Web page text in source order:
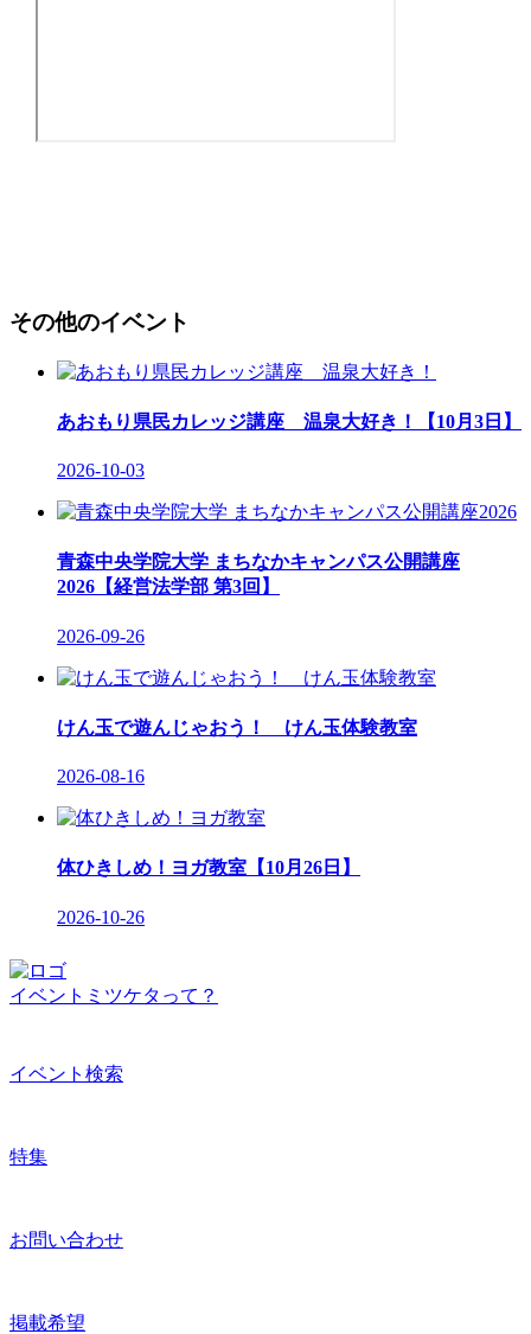
その他のイベント
あおもり県民カレッジ講座 温泉大好き！【10月3日】
2026-10-03
青森中央学院大学 まちなかキャンパス公開講座
2026【経営法学部 第3回】
2026-09-26
けん玉で遊んじゃおう！ けん玉体験教室
2026-08-16
体ひきしめ！ヨガ教室【10月26日】
2026-10-26
イベントミツケタって？
イベント検索
特集
お問い合わせ
掲載希望